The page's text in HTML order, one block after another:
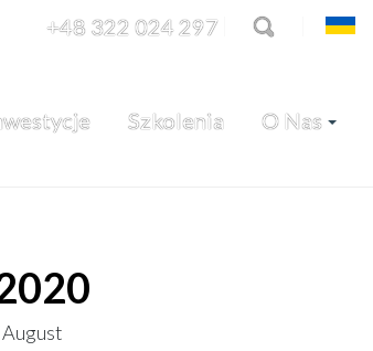
+48 322 024 297
Szkolenia O Nas
August